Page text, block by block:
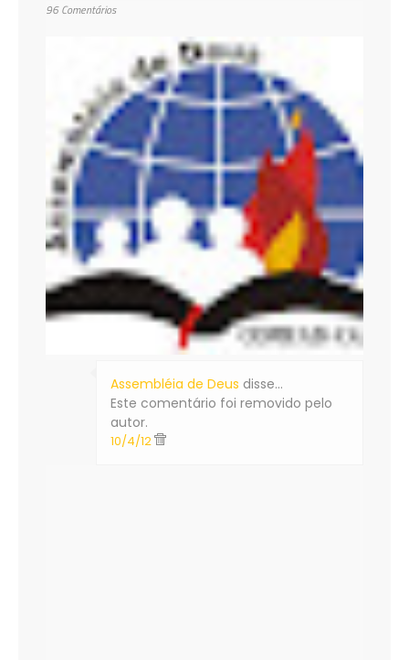
96 Comentários
Assembléia de Deus disse…
Este comentário foi removido pelo
autor.
10/4/12